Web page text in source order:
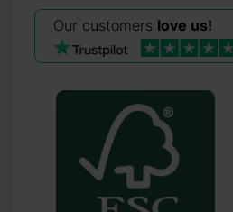
Our customers love us!